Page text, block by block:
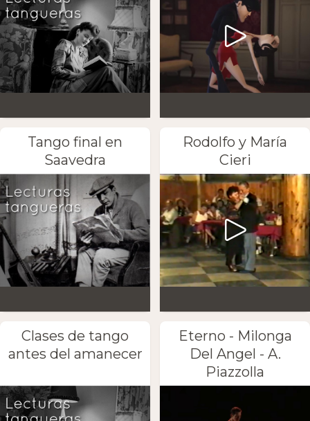
Tango final en
Saavedra
Rodolfo y María
Cieri
Clases de tango
antes del amanecer
Eterno - Milonga
Del Angel - A.
Piazzolla